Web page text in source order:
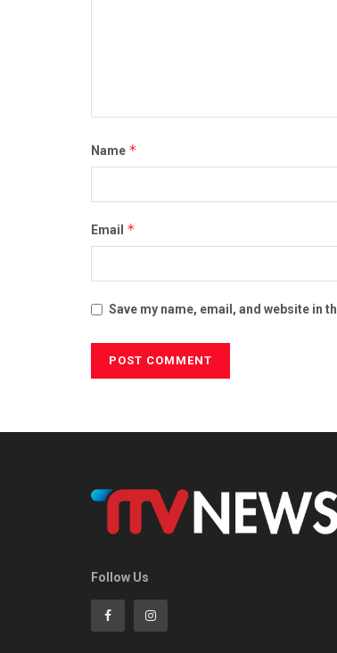
Name *
Email *
Save my name, email, and website in
Follow Us